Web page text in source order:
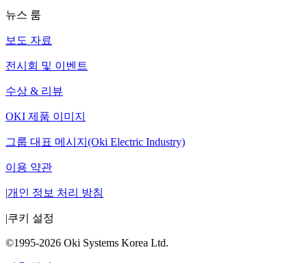
뉴스 룸
보도 자료
전시회 및 이벤트
수상 & 리뷰
OKI 제품 이미지
그룹 대표 메시지(Oki Electric Industry)
이용 약관
|개인 정보 처리 방침
|쿠키 설정
©1995-2026 Oki Systems Korea Ltd.